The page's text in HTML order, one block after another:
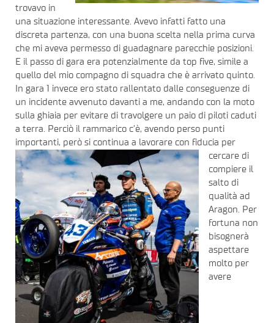
trovavo in
una situazione interessante. Avevo infatti fatto una
discreta partenza, con una buona scelta nella prima curva
che mi aveva permesso di guadagnare parecchie posizioni.
E il passo di gara era potenzialmente da top five, simile a
quello del mio compagno di squadra che è arrivato quinto.
In gara 1 invece ero stato rallentato dalle conseguenze di
un incidente avvenuto davanti a me, andando con la moto
sulla ghiaia per evitare di travolgere un paio di piloti caduti
a terra. Perciò il rammarico c’è, avendo perso punti
importanti, però si continua a lavorare con fiducia per
cercare di
compiere il
salto di
qualità ad
Aragon. Per
fortuna non
bisognerà
aspettare
molto per
avere